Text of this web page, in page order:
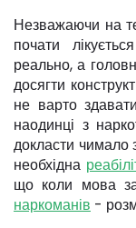
Незважаючи на
почати
реально, а
досягти
не варто
наодинці з
докласти чимало
необхідна
що коли мова
наркоманів -